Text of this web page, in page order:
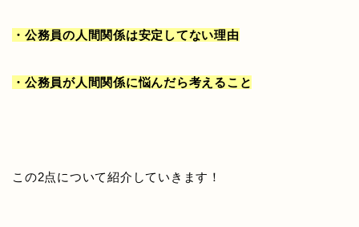
・公務員の人間関係は安定してない理由
・公務員が人間関係に悩んだら考えること
この2点について紹介していきます！